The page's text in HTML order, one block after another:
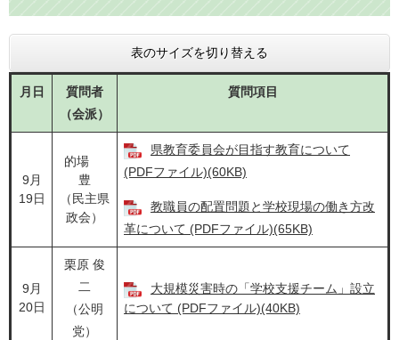
表のサイズを切り替える
月日
質問者
（会派）
質問項目
9月
19日
的場
豊
（民主県
政会）
県教育委員会が目指す教育について
(PDFファイル)(60KB)
教職員の配置問題と学校現場の働き方改
革について (PDFファイル)(65KB)
9月
20日
栗原 俊
二
（公明
党）
大規模災害時の「学校支援チーム」設立
について (PDFファイル)(40KB)